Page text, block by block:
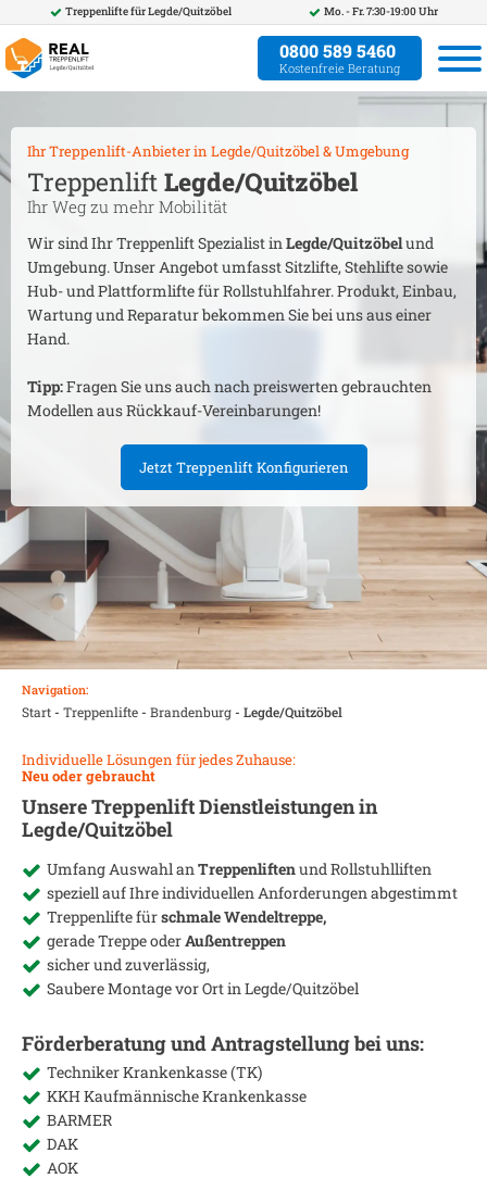
Treppenlifte fürLegde/Quitzöbel Mo. - Fr. 7:30-19:00 Uhr
0800 589 5460
Kostenfreie Beratung
Ihr Treppenlift-Anbieter in Legde/Quitzöbel& Umgebung
Treppenlift Legde/Quitzöbel
Ihr Weg zu mehr Mobilität
Wir sind Ihr Treppenlift Spezialist inLegde/Quitzöbelund
Umgebung. Unser Angebot umfasst Sitzlifte, Stehlifte sowie
Hub- und Plattformlifte für Rollstuhlfahrer. Produkt, Einbau,
Wartung und Reparatur bekommen Sie bei uns aus einer
Hand.
Tipp:Fragen Sie uns auch nach preiswerten gebrauchten
Modellen aus Rückkauf-Vereinbarungen!
Jetzt Treppenlift Konfigurieren
Navigation:
Start- Treppenlifte- Brandenburg- Legde/Quitzöbel
Individuelle Lösungen für jedes Zuhause:
Neu oder gebraucht
Unsere Treppenlift Dienstleistungen in
Legde/Quitzöbel
Umfang Auswahl anTreppenliftenund Rollstuhlliften
speziell auf Ihre individuellen Anforderungen abgestimmt
Treppenlifte fürschmale Wendeltreppe,
gerade Treppe oderAußentreppen
sicher und zuverlässig,
Saubere Montage vor Ort inLegde/Quitzöbel
Förderberatung und Antragstellung bei uns:
Techniker Krankenkasse (TK)
KKH Kaufmännische Krankenkasse
BARMER
DAK
AOK